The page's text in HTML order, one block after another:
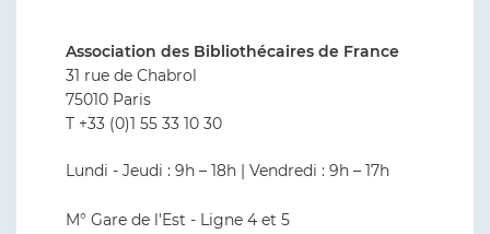
Association des Bibliothécaires de France
31 rue de Chabrol
75010 Paris
T +33 (0)1 55 33 10 30
Lundi - Jeudi : 9h – 18h | Vendredi : 9h – 17h
M° Gare de l'Est - Ligne 4 et 5